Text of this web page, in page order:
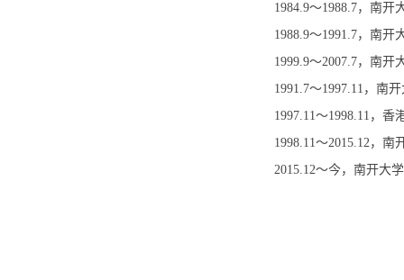
1984.9～1988.7，南开
1988.9～1991.7，南开
1999.9～2007.7，南开
1991.7～1997.11，南
1997.11～1998.11，
1998.11～2015.12，
2015.12～今，南开大